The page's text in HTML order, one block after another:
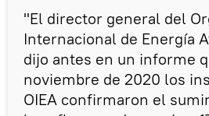
"El director general del
Internacional de Energía
dijo antes en un informe
noviembre de 2020 los
OIEA confirmaron el